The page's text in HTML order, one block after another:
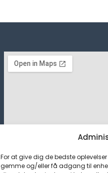
For at give dig de bedste
gemme og/eller få adgang til